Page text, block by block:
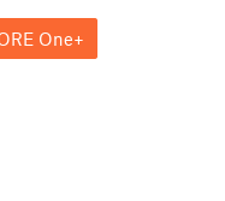
One+